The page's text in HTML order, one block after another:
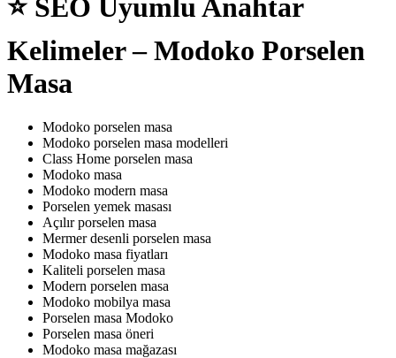
⭐ SEO Uyumlu Anahtar
Kelimeler – Modoko Porselen
Masa
Modoko porselen masa
Modoko porselen masa modelleri
Class Home porselen masa
Modoko masa
Modoko modern masa
Porselen yemek masası
Açılır porselen masa
Mermer desenli porselen masa
Modoko masa fiyatları
Kaliteli porselen masa
Modern porselen masa
Modoko mobilya masa
Porselen masa Modoko
Porselen masa öneri
Modoko masa mağazası